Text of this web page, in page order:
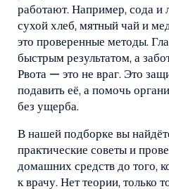
работают. Например, сода
сухой хлеб, мятный чай и
это проверенные методы.
быстрым результатом, а
Рвота — это не враг. Это
подавить её, а помочь
без ущерба.
В нашей подборке вы
практические советы и
домашних средств до того,
к врачу. Нет теории, только